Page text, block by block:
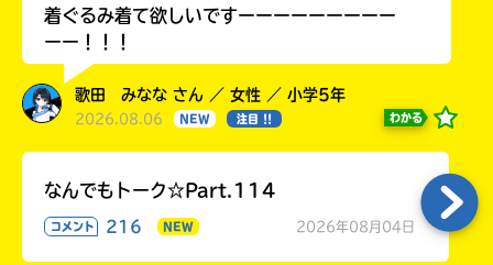
着ぐるみ着て欲しいですーーーーーーーーー
ーー！！！
歌田 みなな さん ／ 女性 ／ 小学5年
2026.08.06 NEW 注目 !! わかる
なんでもトーク☆Part.114
コメント 216 NEW 2026年08月04日